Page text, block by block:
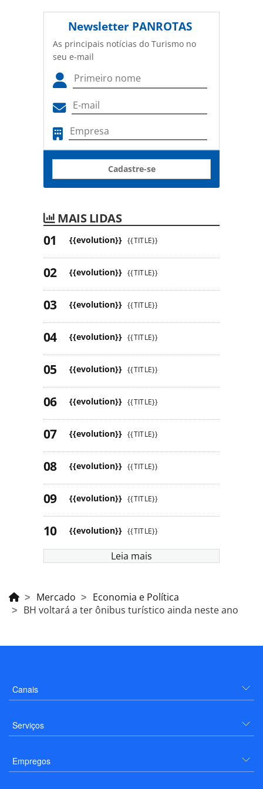
Newsletter PANROTAS
As principais notícias do Turismo no
seu e-mail
Cadastre-se
MAIS LIDAS
{{evolution}} {{TITLE}}
{{evolution}} {{TITLE}}
{{evolution}} {{TITLE}}
{{evolution}} {{TITLE}}
{{evolution}} {{TITLE}}
{{evolution}} {{TITLE}}
{{evolution}} {{TITLE}}
{{evolution}} {{TITLE}}
{{evolution}} {{TITLE}}
{{evolution}} {{TITLE}}
Leia mais
Mercado
Economia e Política
BH voltará a ter ônibus turístico ainda neste ano
Canais
Serviços
Empregos